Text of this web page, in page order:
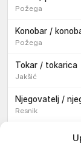
Požega
Konobar /
Požega
Tokar / tokarica
Jakšić
Njegovatelj /
Resnik
Konobar /